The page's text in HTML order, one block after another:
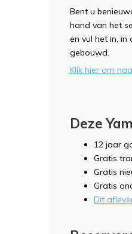
Bent u
hand van het
en vul het in,
gebouwd.
Klik hier om
Deze
12 jaar
Gratis
Gratis
Gratis
Dit